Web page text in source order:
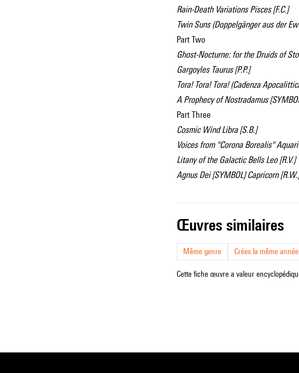
Rain-Death Variations Pisces [F.C.]
Twin Suns (Doppelgänger aus der
Part Two
Ghost-Nocturne: for the Druids of
Gargoyles Taurus [P.P.]
Tora! Tora! Tora! (Cadenza
A Prophecy of Nostradamus
Part Three
Cosmic Wind Libra [S.B.]
Voices from "Corona Borealis"
Litany of the Galactic Bells Leo [R.V.]
Agnus Dei [SYMBOL] Capricorn [R.W.]
œuvres similaires
Même genre Crées la même année
Cette fiche œuvre a valeur